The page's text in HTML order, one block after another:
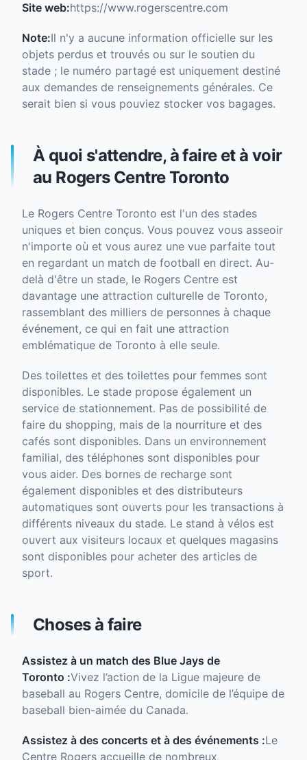
Site web:https://www.rogerscentre.com
Note:Il n'y a aucune information officielle sur les
objets perdus et trouvés ou sur le soutien du
stade ; le numéro partagé est uniquement destiné
aux demandes de renseignements générales. Ce
serait bien si vous pouviez stocker vos bagages.
À quoi s'attendre, à faire et à voir
au Rogers Centre Toronto
Le Rogers Centre Toronto est l'un des stades
uniques et bien conçus. Vous pouvez vous asseoir
n'importe où et vous aurez une vue parfaite tout
en regardant un match de football en direct. Au-
delà d'être un stade, le Rogers Centre est
davantage une attraction culturelle de Toronto,
rassemblant des milliers de personnes à chaque
événement, ce qui en fait une attraction
emblématique de Toronto à elle seule.
Des toilettes et des toilettes pour femmes sont
disponibles. Le stade propose également un
service de stationnement. Pas de possibilité de
faire du shopping, mais de la nourriture et des
cafés sont disponibles. Dans un environnement
familial, des téléphones sont disponibles pour
vous aider. Des bornes de recharge sont
également disponibles et des distributeurs
automatiques sont ouverts pour les transactions à
différents niveaux du stade. Le stand à vélos est
ouvert aux visiteurs locaux et quelques magasins
sont disponibles pour acheter des articles de
sport.
Choses à faire
Assistez à un match des Blue Jays de
Toronto :Vivez l’action de la Ligue majeure de
baseball au Rogers Centre, domicile de l’équipe de
baseball bien-aimée du Canada.
Assistez à des concerts et à des événements :Le
Centre Rogers accueille de nombreux